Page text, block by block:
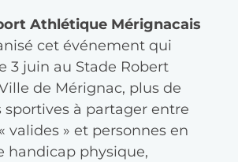
Athlétique Mérignacais
cet événement qui
3 juin au Stade Robert
de Mérignac, plus de
sportives à partager entre
valides » et personnes en
handicap physique,